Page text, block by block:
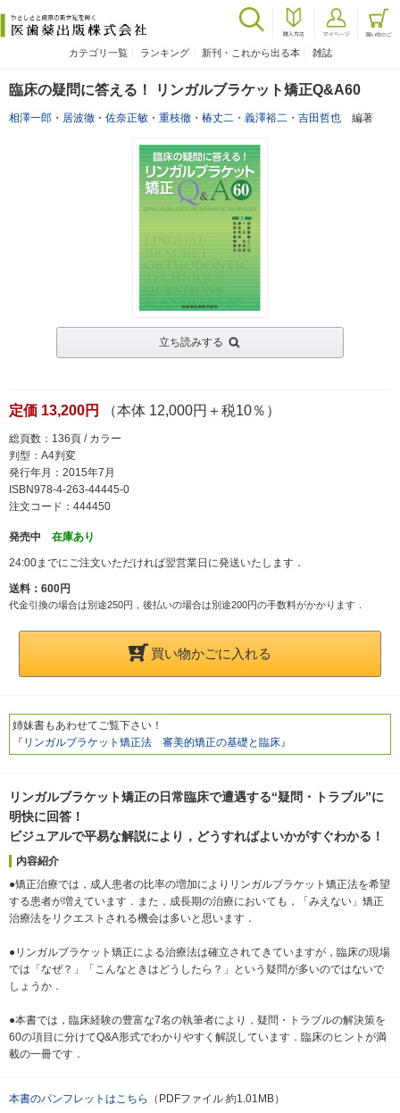
カテゴリ一覧 ランキング 新刊・これから出る本 雑誌
臨床の疑問に答える！ リンガルブラケット矯正Q&A60
相澤一郎 ・ 居波徹 ・ 佐奈正敏 ・ 重枝徹 ・ 椿丈二 ・ 義澤裕二 ・ 吉田哲也 編著
立ち読みする
定価 13,200円 （本体 12,000円＋税10％）
総頁数：136頁 / カラー
判型：A4判変
発行年月：2015年7月
ISBN978-4-263-44445-0
注文コード：444450
発売中 在庫あり
24:00までにご注文いただければ翌営業日に発送いたします．
送料：600円
代金引換の場合は別途250円，後払いの場合は別途200円の手数料がかかります．
買い物かごに入れる
姉妹書もあわせてご覧下さい！
『 リンガルブラケット矯正法 審美的矯正の基礎と臨床』
リンガルブラケット矯正の日常臨床で遭遇する“疑問・トラブル”に
明快に回答！
ビジュアルで平易な解説により，どうすればよいかがすぐわかる！
内容紹介
●矯正治療では，成人患者の比率の増加によりリンガルブラケット矯正法を希望
する患者が増えています．また，成長期の治療においても，「みえない」矯正
治療法をリクエストされる機会は多いと思います．
●リンガルブラケット矯正による治療法は確立されてきていますが，臨床の現場
では「なぜ？」「こんなときはどうしたら？」という疑問が多いのではないで
しょうか．
●本書では，臨床経験の豊富な7名の執筆者により，疑問・トラブルの解決策を
60の項目に分けてQ&A形式でわかりやすく解説しています．臨床のヒントが満
載の一冊です．
本書のパンフレットはこちら （PDFファイル 約1.01MB）